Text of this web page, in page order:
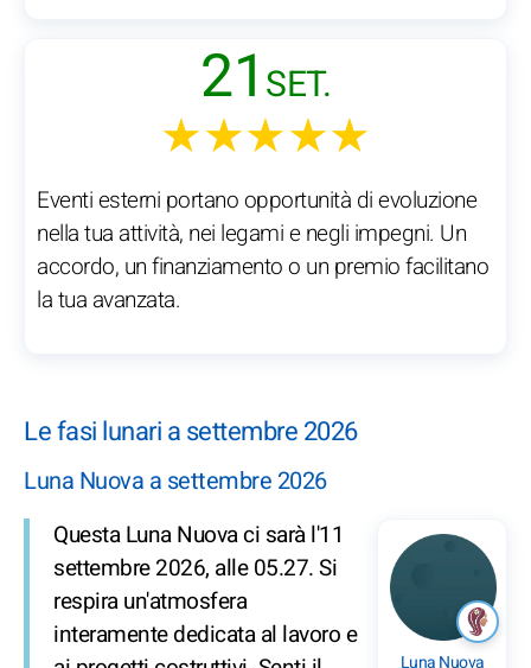
21 SET.
★★★★★
Eventi esterni portano opportunità di evoluzione
nella tua attività, nei legami e negli impegni. Un
accordo, un finanziamento o un premio facilitano
la tua avanzata.
Le fasi lunari a settembre 2026
Luna Nuova a settembre 2026
Luna Nuova
Questa Luna Nuova ci sarà l'11
settembre 2026, alle 05.27. Si
respira un'atmosfera
interamente dedicata al lavoro e